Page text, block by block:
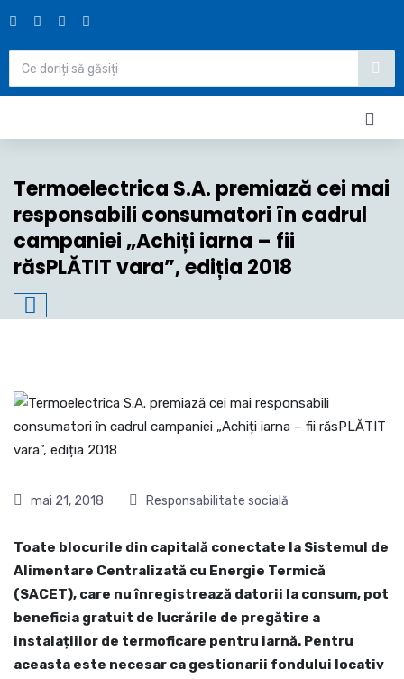
Termoelectrica S.A. premiază cei mai
responsabili consumatori în cadrul
campaniei „Achiți iarna – fii
răsPLĂTIT vara”, ediția 2018
mai 21, 2018 Responsabilitate socială
Toate blocurile din capitală conectate la Sistemul de
Alimentare Centralizată cu Energie Termică
(SACET), care nu înregistrează datorii la consum, pot
beneficia gratuit de lucrările de pregătire a
instalațiilor de termoficare pentru iarnă. Pentru
aceasta este necesar ca gestionarii fondului locativ